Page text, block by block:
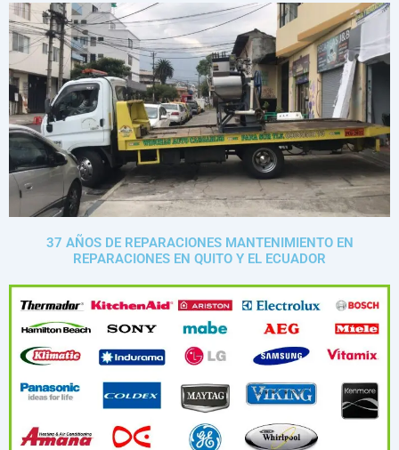
37 AÑOS DE REPARACIONES MANTENIMIENTO EN
REPARACIONES EN QUITO Y EL ECUADOR